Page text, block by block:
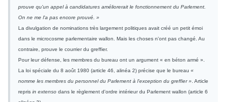
prouve qu'un appel à candidatures améliorerait le fonctionnement du Parlement.
On ne me l'a pas encore prouvé. »
La divulgation de nominations très largement politiques avait créé un petit émoi
dans le microcosme parlementaire wallon. Mais les choses n'ont pas changé. Au
contraire, prouve le courrier du greffier.
Pour leur défense, les membres du bureau ont un argument « en béton armé ».
La loi spéciale du 8 août 1980 (article 46, alinéa 2) précise que le bureau «
nomme les membres du personnel du Parlement à l'exception du greffier ». Article
repris in extenso dans le règlement d'ordre intérieur du Parlement wallon (article 6